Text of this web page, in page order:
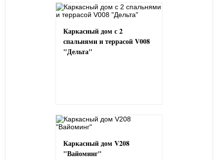
Каркасный дом с 2
спальнями и террасой V008
"Дельта"
Каркасный дом V208
"Вайоминг"